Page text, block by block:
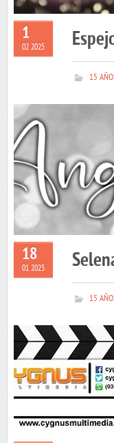
1
02 2025
15
18
01 2025
15